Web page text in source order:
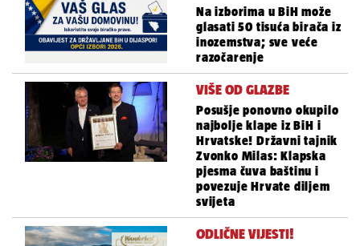
Na izborima u BiH može
glasati 50 tisuća birača iz
inozemstva; sve veće
razočarenje
VIŠE OD GLAZBE
Posušje ponovno okupilo
najbolje klape iz BiH i
Hrvatske! Državni tajnik
Zvonko Milas: Klapska
pjesma čuva baštinu i
povezuje Hrvate diljem
svijeta
ODLIČNE VIJESTI!